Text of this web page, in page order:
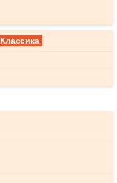
Классика